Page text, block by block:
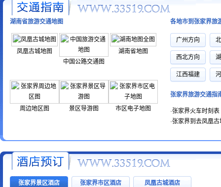
湖南省旅游交通地图
凤凰古城地图
中国公路交通图
湖南省地图
周边地区图 景区导游图 市区电子地图
各地市到张家界旅
广州方向
西北方向
江西福建
张家界旅游交通指
·张家界火车时刻
·张家界到去凤凰
张家界景区酒店 张家界市区酒店 凤凰古城酒店